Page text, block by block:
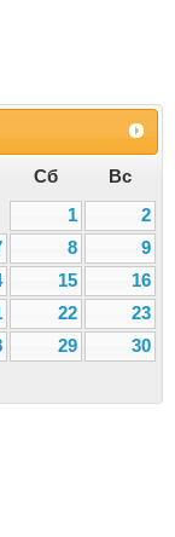
Сб
Вс
1
2
8
9
15
16
22
23
29
30